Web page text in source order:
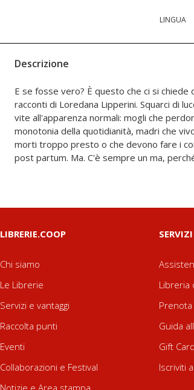
LINGUA
Descrizione
E se fosse vero? È questo che ci si
racconti di Loredana Lipperini. Squarci di
vite all'apparenza normali: mogli che
monotonia della quotidianità, madri che
morti troppo presto o che devono fare i
post partum. Ma. C'è sempre un ma,
pagine prendono fuoco, e passioni,
incandescenti e bruciano di magia,
condannano senza rimedio. Con omaggi
e H.P. Lovecraft e una scrittura sicura e
dalla realtà e ci regala quel finale inatteso a
LIBRERIE.COOP
Chi siamo
Le Librerie
Servizi e vantaggi
Raccolta punti
Eventi
Collaborazioni e Festival
Notizie e Area stampa
SERVIZI
Libreria
Guida
Gift Card
Iscriviti